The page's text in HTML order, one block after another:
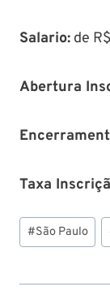
Salario: de
Abertura
Taxa
Tags
do
#São Paulo